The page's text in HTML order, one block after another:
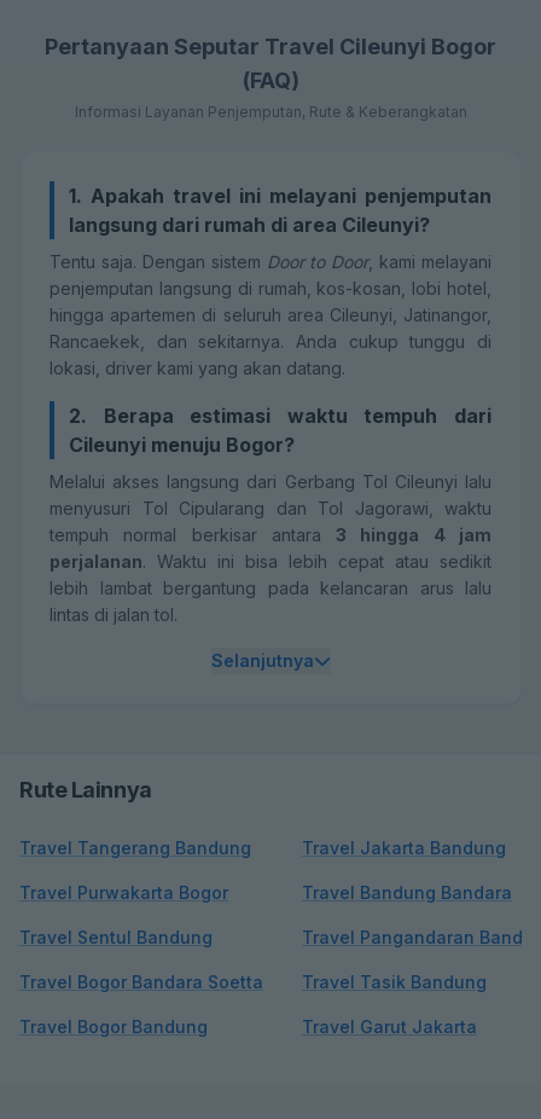
Pertanyaan Seputar Travel Cileunyi Bogor
(FAQ)
Informasi Layanan Penjemputan, Rute & Keberangkatan
1. Apakah travel ini melayani penjemputan
langsung dari rumah di area Cileunyi?
Tentu saja. Dengan sistem Door to Door, kami melayani
penjemputan langsung di rumah, kos-kosan, lobi hotel,
hingga apartemen di seluruh area Cileunyi, Jatinangor,
Rancaekek, dan sekitarnya. Anda cukup tunggu di
lokasi, driver kami yang akan datang.
2. Berapa estimasi waktu tempuh dari
Cileunyi menuju Bogor?
Melalui akses langsung dari Gerbang Tol Cileunyi lalu
menyusuri Tol Cipularang dan Tol Jagorawi, waktu
tempuh normal berkisar antara 3 hingga 4 jam
perjalanan. Waktu ini bisa lebih cepat atau sedikit
lebih lambat bergantung pada kelancaran arus lalu
lintas di jalan tol.
Selanjutnya
Rute Lainnya
Travel Tangerang Bandung
Travel Purwakarta Bogor
Travel Sentul Bandung
Travel Bogor Bandara Soetta
Travel Bogor Bandung
Travel Jakarta Bandung
Travel Bandung Bandara
Travel Pangandaran
Travel Tasik Bandung
Travel Garut Jakarta